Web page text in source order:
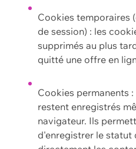
Cookies temporaires
de session) : les
supprimés au plus
quitté une offre en
Cookies permanents
restent enregistrés
navigateur. Ils
d'enregistrer le statut